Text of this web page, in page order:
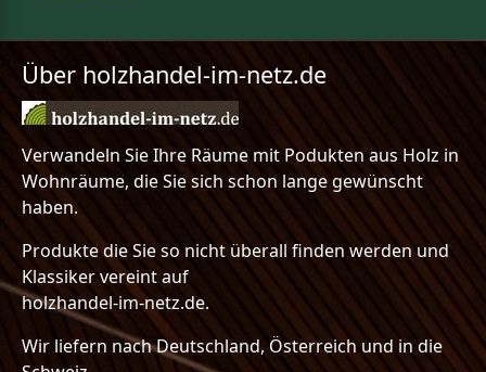
Über holzhandel-im-netz.de
Verwandeln Sie Ihre Räume mit Podukten aus Holz in
Wohnräume, die Sie sich schon lange gewünscht
haben.
Produkte die Sie so nicht überall finden werden und
Klassiker vereint auf
holzhandel-im-netz.de.
Wir liefern nach Deutschland, Österreich und in die